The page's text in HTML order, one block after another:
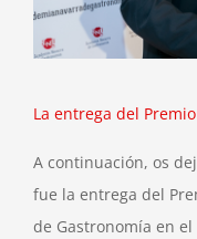
La entrega del
A continuación, os
fue la entrega del
de Gastronomía en